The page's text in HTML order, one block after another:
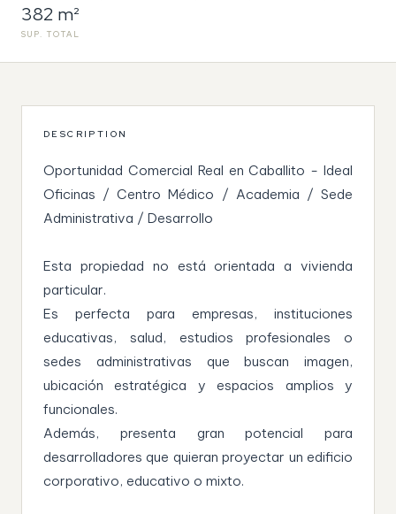
382 m²
SUP. TOTAL
DESCRIPTION
Oportunidad Comercial Real en Caballito - Ideal
Oficinas / Centro Médico / Academia / Sede
Administrativa / Desarrollo
Esta propiedad no está orientada a vivienda
particular.
Es perfecta para empresas, instituciones
educativas, salud, estudios profesionales o
sedes administrativas que buscan imagen,
ubicación estratégica y espacios amplios y
funcionales.
Además, presenta gran potencial para
desarrolladores que quieran proyectar un edificio
corporativo, educativo o mixto.